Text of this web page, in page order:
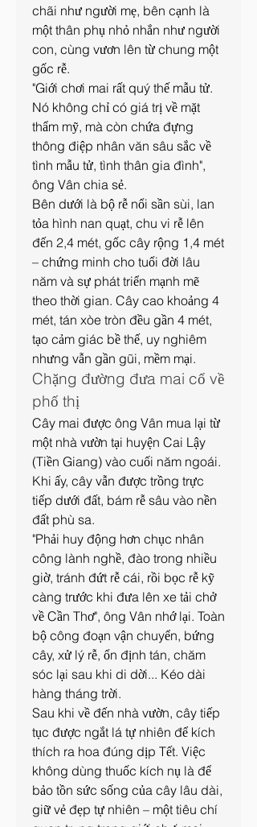
chãi như người mẹ, bên cạnh là
một thân phụ nhỏ nhắn như người
con, cùng vươn lên từ chung một
gốc rễ.
"Giới chơi mai rất quý thế mẫu tử.
Nó không chỉ có giá trị về mặt
thẩm mỹ, mà còn chứa đựng
thông điệp nhân văn sâu sắc về
tình mẫu tử, tình thân gia đình",
ông Vân chia sẻ.
Bên dưới là bộ rễ nổi sần sùi, lan
tỏa hình nan quạt, chu vi rễ lên
đến 2,4 mét, gốc cây rộng 1,4 mét
– chứng minh cho tuổi đời lâu
năm và sự phát triển mạnh mẽ
theo thời gian. Cây cao khoảng 4
mét, tán xòe tròn đều gần 4 mét,
tạo cảm giác bề thế, uy nghiêm
nhưng vẫn gần gũi, mềm mại.
Chặng đường đưa mai cổ về
phố thị
Cây mai được ông Vân mua lại từ
một nhà vườn tại huyện Cai Lậy
(Tiền Giang) vào cuối năm ngoái.
Khi ấy, cây vẫn được trồng trực
tiếp dưới đất, bám rễ sâu vào nền
đất phù sa.
"Phải huy động hơn chục nhân
công lành nghề, đào trong nhiều
giờ, tránh đứt rễ cái, rồi bọc rễ kỹ
càng trước khi đưa lên xe tải chở
về Cần Thơ", ông Vân nhớ lại. Toàn
bộ công đoạn vận chuyển, bứng
cây, xử lý rễ, ổn định tán, chăm
sóc lại sau khi di dời... Kéo dài
hàng tháng trời.
Sau khi về đến nhà vườn, cây tiếp
tục được ngắt lá tự nhiên để kích
thích ra hoa đúng dịp Tết. Việc
không dùng thuốc kích nụ là để
bảo tồn sức sống của cây lâu dài,
giữ vẻ đẹp tự nhiên – một tiêu chí